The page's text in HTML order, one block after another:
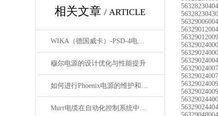
相关文章 / ARTICLE
WIKA（德国威卡）-PSD-4电子压力开关
穆尔电源的设计优化与性能提升
如何进行Phoenix电源的维护和保养？
Murr电缆在自动化控制系统中的应用